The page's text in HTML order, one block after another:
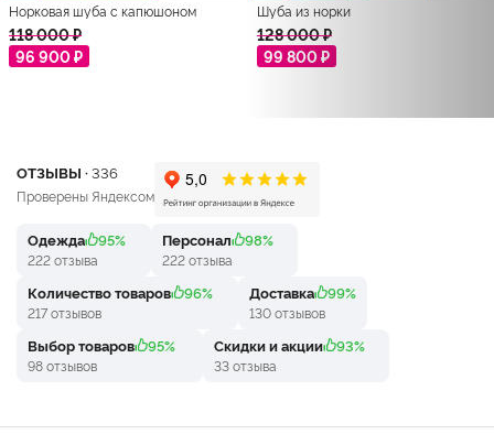
Норковая шуба с капюшоном
118 000 ₽
96 900 ₽
Шуба из норки
128 000 ₽
99 800 ₽
ОТЗЫВЫ · 336
Проверены Яндексом
Одежда 95%
222 отзыва
Персонал 98%
222 отзыва
Количество товаров 96%
217 отзывов
Доставка 99%
130 отзывов
Выбор товаров 95%
98 отзывов
Скидки и акции 93%
33 отзыва